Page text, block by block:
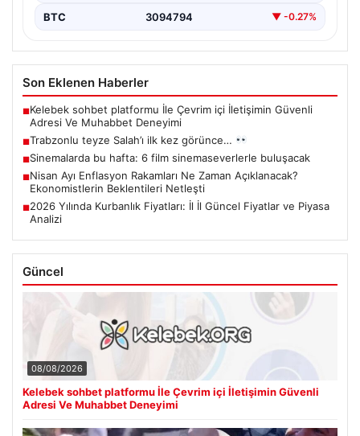
BTC 3094794 ▼ -0.27%
Son Eklenen Haberler
■Kelebek sohbet platformu İle Çevrim içi İletişimin Güvenli
Adresi Ve Muhabbet Deneyimi
■Trabzonlu teyze Salah’ı ilk kez görünce…
■Sinemalarda bu hafta: 6 film sinemaseverlerle buluşacak
■Nisan Ayı Enflasyon Rakamları Ne Zaman Açıklanacak?
Ekonomistlerin Beklentileri Netleşti
■2026 Yılında Kurbanlık Fiyatları: İl İl Güncel Fiyatlar ve Piyasa
Analizi
Güncel
08/08/2026
Kelebek sohbet platformu İle Çevrim içi İletişimin Güvenli
Adresi Ve Muhabbet Deneyimi